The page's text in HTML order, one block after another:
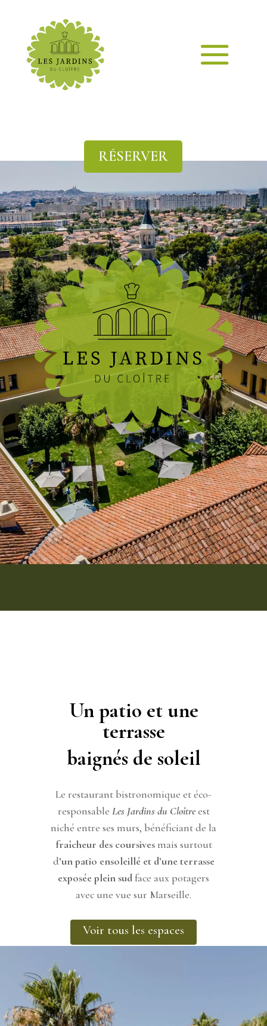
RÉSERVER
Un patio et une
terrasse
baignés de soleil
Le restaurant bistronomique et éco-
responsable Les Jardins du Cloîtreest
niché entre ses murs, bénéficiant de la
fraîcheur des coursivesmais surtout
d’un patio ensoleillé et d’une terrasse
exposée plein sudface aux potagers
avec une vue sur Marseille.
Voir tous les espaces